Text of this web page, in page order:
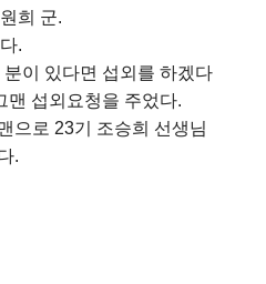
희 군.
.
이 있다면 섭외를 하겠다
맨 섭외요청을 주었다.
으로 23기 조승희 선생님
.